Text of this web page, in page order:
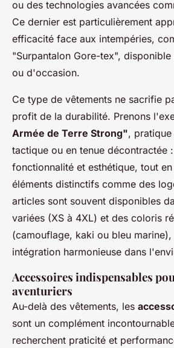
ou des technologies avancées
Ce dernier est particulièrement
efficacité face aux intempéries,
"Surpantalon Gore-tex",
ou d'occasion.
Ce type de vêtements ne sacrifie
profit de la durabilité. Prenons
Armée de Terre Strong",
tactique ou en tenue décontractée
fonctionnalité et esthétique, tout
éléments distinctifs comme des
articles sont souvent disponibles
variées (XS à 4XL) et des coloris
(camouflage, kaki ou bleu
intégration harmonieuse dans
Accessoires indispensables
aventuriers
Au-delà des vêtements, les
sont un complément
recherchent praticité et